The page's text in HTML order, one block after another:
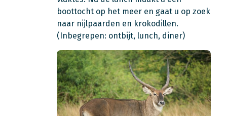
boottocht op het meer en gaat u op zoek
naar nijlpaarden en krokodillen.
(Inbegrepen: ontbijt, lunch, diner)